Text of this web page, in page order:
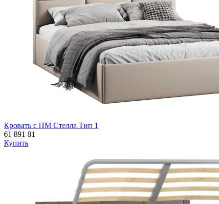
Кровать с ПМ Стелла Тип 1
61 891 81
Купить